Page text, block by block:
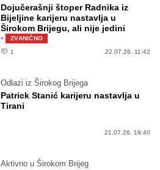
Dojučerašnji štoper Radnika iz
Bijeljine karijeru nastavlja u
Širokom Brijegu, ali nije jedini
·
ZVANIČNO
1
22.07.26. 11:42
Odlazi iz Širokog Brijega
Patrick Stanić karijeru nastavlja u
Tirani
21.07.26. 19:40
Aktivno u Širokom Brijeg